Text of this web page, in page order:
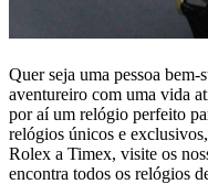
Quer seja uma pessoa
aventureiro com uma vida
por aí um relógio perfeito
relógios únicos e
Rolex a Timex, visite os
encontra todos os relógios